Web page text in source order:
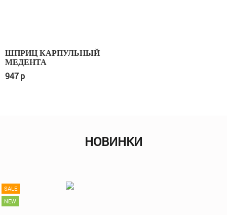
ШПРИЦ КАРПУЛЬНЫЙ
МЕДЕНТА
947p
НОВИНКИ
SALE
NEW